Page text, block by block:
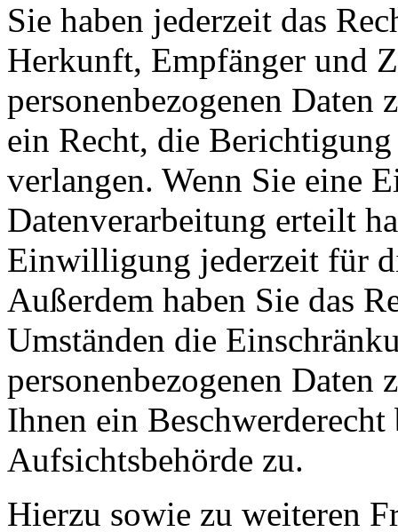
Sie haben jederzeit das
Herkunft, Empfänger und
personenbezogenen Daten
ein Recht, die
verlangen. Wenn Sie eine
Datenverarbeitung erteilt
Einwilligung jederzeit für
Außerdem haben Sie das
Umständen die
personenbezogenen Daten
Ihnen ein
Aufsichtsbehörde zu.
Hierzu sowie zu weiteren